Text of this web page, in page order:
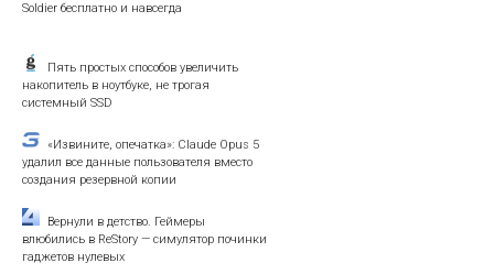
Soldier бесплатно и навсегда
Пять простых способов увеличить
накопитель в ноутбуке, не трогая
системный SSD
«Извините, опечатка»: Claude Opus 5
удалил все данные пользователя вместо
создания резервной копии
Вернули в детство. Геймеры
влюбились в ReStory — симулятор починки
гаджетов нулевых